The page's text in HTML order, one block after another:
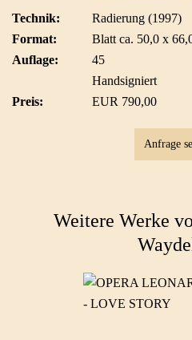
Technik:
Radierung (1997)
Format:
Blatt ca. 50,0 x
Auflage:
45
Handsigniert
Preis:
EUR 790,00
Anfrage
Weitere Werke